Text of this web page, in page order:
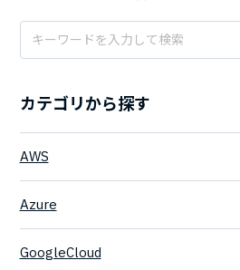
カテゴリから探す
AWS
Azure
GoogleCloud